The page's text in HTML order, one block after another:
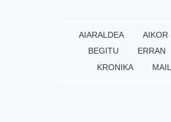
AIARALDEA AIKOR
BEGITU
ERRAN
KRONIKA